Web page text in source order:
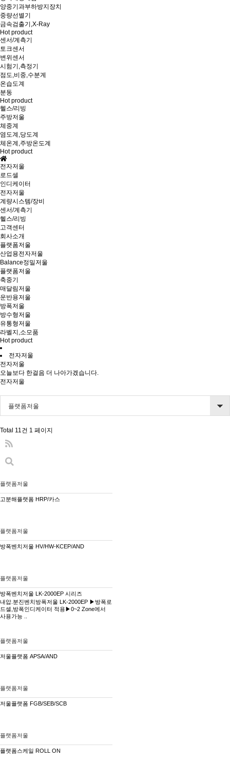
양중기과부하방지장치
중량선별기
금속검출기,X-Ray
Hot product
센서/계측기
토크센서
변위센서
시험기,측정기
점도,비중,수분계
온습도계
분동
Hot product
헬스/리빙
주방저울
체중계
염도계,당도계
체온계,주방온도계
Hot product
전자저울
로드셀
인디케이터
전자저울
계량시스템/장비
센서/계측기
헬스/리빙
고객센터
회사소개
플랫폼저울
산업용전자저울
Balance정밀저울
플랫폼저울
축중기
매달림저울
운반용저울
방폭저울
방수형저울
유통형저울
라벨지,소모품
Hot product
전자저울
전자저울
오늘보다 한걸음 더 나아가겠습니다.
전자저울
플랫폼저울
Total 11건 1 페이지
플랫폼저울
고분해플랫폼 HRP/카스
플랫폼저울
방폭벤치저울 HV/HW-KCEP/AND
플랫폼저울
방폭벤치저울 LK-2000EP 시리즈
​내압.분진벤치방폭저울 LK-2000EP ​▶방폭로
드셀,방폭인디케이터 적용▶0~2 Zone에서
사용가능 ..
플랫폼저울
저울플랫폼 APSA/AND
플랫폼저울
저울플랫폼 FGB/SEB/SCB
플랫폼저울
플랫폼스케일 ROLL ON